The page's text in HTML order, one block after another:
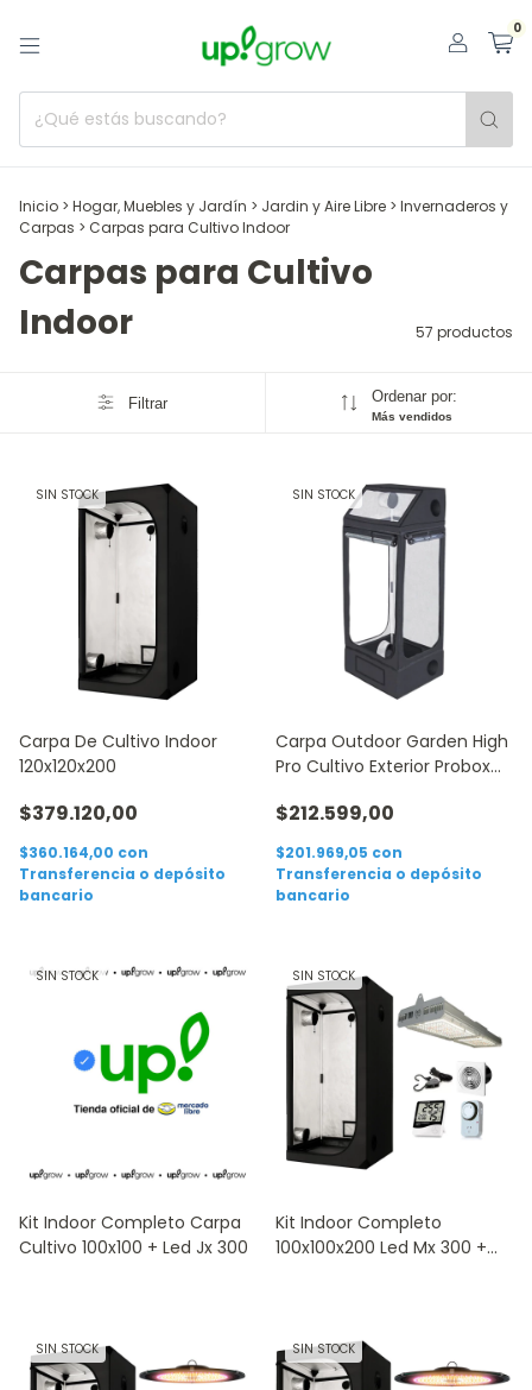
0
Inicio > Hogar, Muebles y Jardín > Jardin y Aire Libre > Invernaderos y
Carpas > Carpas para Cultivo Indoor
Carpas para Cultivo
Indoor
57 productos
Filtrar Ordenar por:
Más vendidos
SIN STOCK
Carpa De Cultivo Indoor
120x120x200
$379.120,00
$360.164,00 con
Transferencia o depósito
bancario
SIN STOCK
Carpa Outdoor Garden High
Pro Cultivo Exterior Probox
$212.599,00
$201.969,05 con
Transferencia o depósito
bancario
SIN STOCK
Kit Indoor Completo Carpa
Cultivo 100x100 + Led Jx 300
SIN STOCK
Kit Indoor Completo
100x100x200 Led Mx 300 +
SIN STOCK SIN STOCK